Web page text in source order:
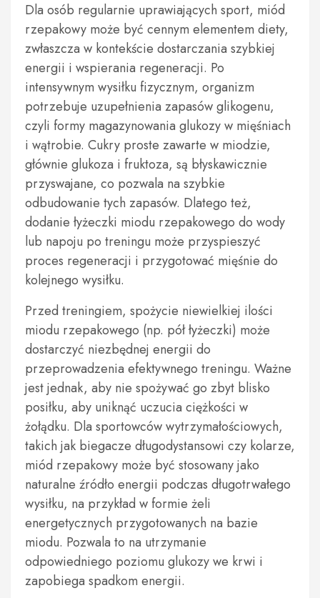
Dla osób regularnie uprawiających sport, miód
rzepakowy może być cennym elementem diety,
zwłaszcza w kontekście dostarczania szybkiej
energii i wspierania regeneracji. Po
intensywnym wysiłku fizycznym, organizm
potrzebuje uzupełnienia zapasów glikogenu,
czyli formy magazynowania glukozy w mięśniach
i wątrobie. Cukry proste zawarte w miodzie,
głównie glukoza i fruktoza, są błyskawicznie
przyswajane, co pozwala na szybkie
odbudowanie tych zapasów. Dlatego też,
dodanie łyżeczki miodu rzepakowego do wody
lub napoju po treningu może przyspieszyć
proces regeneracji i przygotować mięśnie do
kolejnego wysiłku.
Przed treningiem, spożycie niewielkiej ilości
miodu rzepakowego (np. pół łyżeczki) może
dostarczyć niezbędnej energii do
przeprowadzenia efektywnego treningu. Ważne
jest jednak, aby nie spożywać go zbyt blisko
posiłku, aby uniknąć uczucia ciężkości w
żołądku. Dla sportowców wytrzymałościowych,
takich jak biegacze długodystansowi czy kolarze,
miód rzepakowy może być stosowany jako
naturalne źródło energii podczas długotrwałego
wysiłku, na przykład w formie żeli
energetycznych przygotowanych na bazie
miodu. Pozwala to na utrzymanie
odpowiedniego poziomu glukozy we krwi i
zapobiega spadkom energii.